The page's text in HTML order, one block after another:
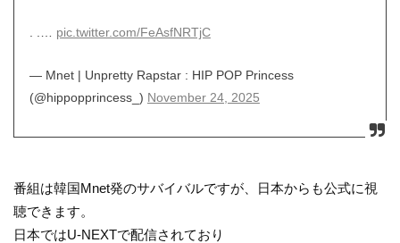
pic.twitter.com/FeAsfNRTjC
— Mnet | Unpretty Rapstar : HIP POP Princess
(@hippopprincess_) November 24, 2025
番組は韓国Mnet発のサバイバルですが、日本からも公式に視
聴できます。
日本ではU-NEXTで配信されており